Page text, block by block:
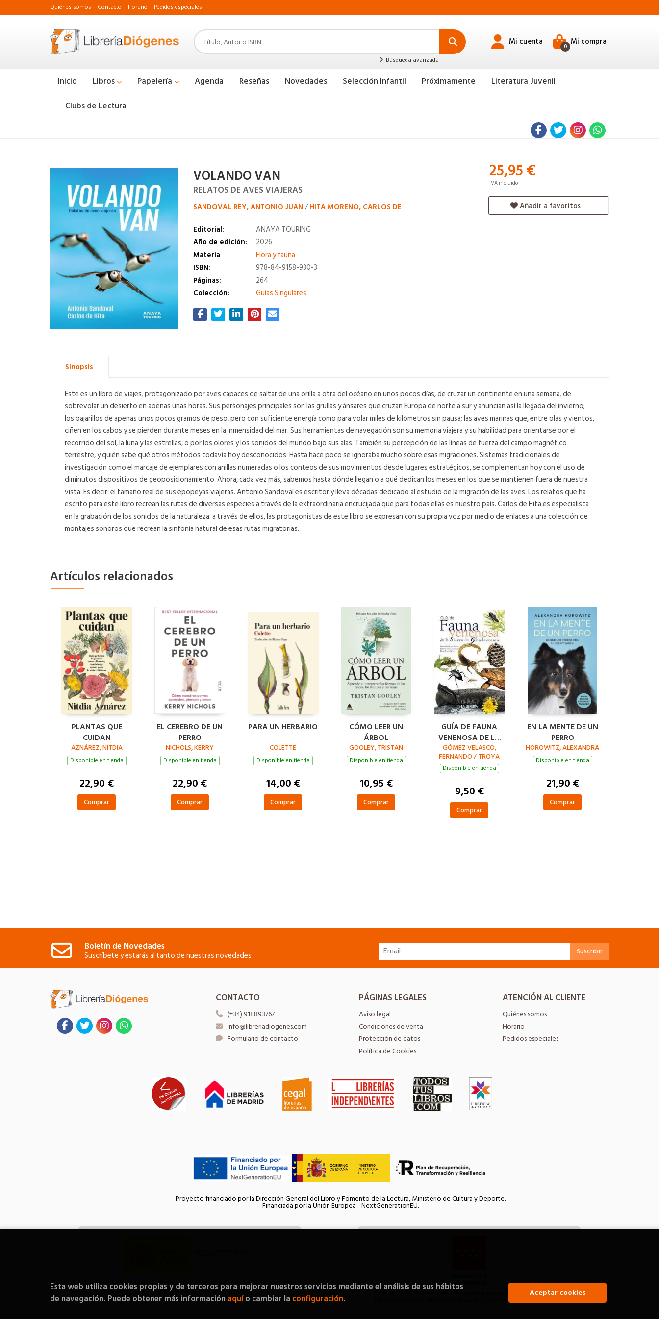
Quiénes somos Contacto Horario Pedidos especiales
Búsqueda avanzada
Mi cuenta Mi compra
0
Inicio Libros Papelería Agenda Reseñas Novedades Selección Infantil Próximamente
Literatura Juvenil
Clubs de Lectura
VOLANDO VAN
RELATOS DE AVES VIAJERAS
SANDOVAL REY, ANTONIO JUAN/HITA MORENO, CARLOS DE
Editorial:
ANAYA TOURING
Año de edición:
2026
Materia
Flora y fauna
ISBN:
978-84-9158-930-3
Páginas:
264
Colección:
Guías Singulares
25,95 €
IVA incluido
Añadir a favoritos
Sinopsis
Este es un libro de viajes, protagonizado por aves capaces de saltar de una orilla a otra del océano en unos pocos días, de cruzar un continente en una semana, de
sobrevolar un desierto en apenas unas horas. Sus personajes principales son las grullas y ánsares que cruzan Europa de norte a sur y anuncian así la llegada del invierno;
los pajarillos de apenas unos pocos gramos de peso, pero con suficiente energía como para volar miles de kilómetros sin pausa; las aves marinas que, entre olas y vientos,
ciñen en los cabos y se pierden durante meses en la inmensidad del mar. Sus herramientas de navegación son su memoria viajera y su habilidad para orientarse por el
recorrido del sol, la luna y las estrellas, o por los olores y los sonidos del mundo bajo sus alas. También su percepción de las líneas de fuerza del campo magnético
terrestre, y quién sabe qué otros métodos todavía hoy desconocidos. Hasta hace poco se ignoraba mucho sobre esas migraciones. Sistemas tradicionales de
investigación como el marcaje de ejemplares con anillas numeradas o los conteos de sus movimientos desde lugares estratégicos, se complementan hoy con el uso de
diminutos dispositivos de geoposicionamiento. Ahora, cada vez más, sabemos hasta dónde llegan o a qué dedican los meses en los que se mantienen fuera de nuestra
vista. Es decir: el tamaño real de sus epopeyas viajeras. Antonio Sandoval es escritor y lleva décadas dedicado al estudio de la migración de las aves. Los relatos que ha
escrito para este libro recrean las rutas de diversas especies a través de la extraordinaria encrucijada que para todas ellas es nuestro país. Carlos de Hita es especialista
en la grabación de los sonidos de la naturaleza: a través de ellos, las protagonistas de este libro se expresan con su propia voz por medio de enlaces a una colección de
montajes sonoros que recrean la sinfonía natural de esas rutas migratorias.
Artículos relacionados
PLANTAS QUE
CUIDAN
AZNÁREZ, NITDIA
Disponible en tienda
22,90 €
Comprar
EL CEREBRO DE UN
PERRO
NICHOLS, KERRY
Disponible en tienda
22,90 €
Comprar
PARA UN HERBARIO
COLETTE
Disponible en tienda
14,00 €
Comprar
CÓMO LEER UN
ÁRBOL
GOOLEY, TRISTAN
Disponible en tienda
10,95 €
Comprar
GUÍA DE FAUNA
VENENOSA DE LA
SIERRA DE
GUADARRAMA
GÓMEZ VELASCO,
FERNANDO / TROYA
SANTAMARÍA, PALOMA /
GOMEZ TROYA, ELVIA
Disponible en tienda
9,50 €
Comprar
EN LA MENTE DE UN
PERRO
HOROWITZ, ALEXANDRA
Disponible en tienda
21,90 €
Comprar
Boletín de Novedades
Suscríbete y estarás al tanto de nuestras novedades
CONTACTO
(+34) 918893767
info@libreriadiogenes.com
Formulario de contacto
PÁGINAS LEGALES
Aviso legal
Condiciones de venta
Protección de datos
Política de Cookies
ATENCIÓN AL CLIENTE
Quiénes somos
Horario
Pedidos especiales
Proyecto financiado por la Dirección General del Libro y Fomento de la Lectura, Ministerio de Cultura y Deporte.
Financiada por la Unión Europea - NextGenerationEU.
Este proyecto ha recibido una ayuda extraordinaria del Ministerio de
Cultura y Deporte. Esta actividad ha recibido una ayuda para la modernización de las
librerías de la Comunidad de Madrid correspondiente al año 2021.
Esta web utiliza cookies propias y de terceros para mejorar nuestros servicios mediante el análisis de sus hábitos
de navegación. Puede obtener más información aquío cambiar la configuración. Aceptar cookies